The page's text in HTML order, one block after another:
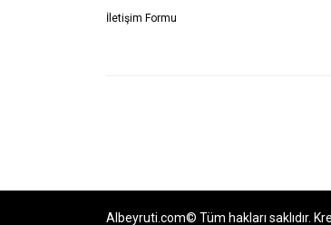
İletişim Formu
Albeyruti.com© Tüm hakları saklıdır.